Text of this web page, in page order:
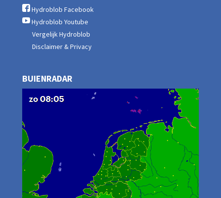
Hydroblob Facebook
Hydroblob Youtube
Vergelijk Hydroblob
Disclaimer & Privacy
BUIENRADAR